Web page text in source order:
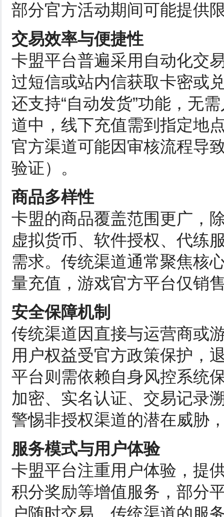
部分官方活动期间可能提供
交易效率与便捷性
卡盟平台普遍采用自动化交
过短信或站内信获取卡密或
还支持“自动发货”功能，无
道中，线下充值需到指定地
官方渠道可能因审核流程导
验证）。
商品多样性
卡盟的商品覆盖范围更广，
虚拟货币、软件授权、代练
需求。传统渠道通常聚焦核
量充值，游戏官方平台仅销
安全保障机制
传统渠道因直接与运营商或
用户权益受官方政策保护，
平台则需依赖自身风控系统
加密、实名认证、交易记录
警惕非授权渠道的潜在威胁
服务模式与用户体验
卡盟平台注重用户体验，提
积分奖励等增值服务，部分